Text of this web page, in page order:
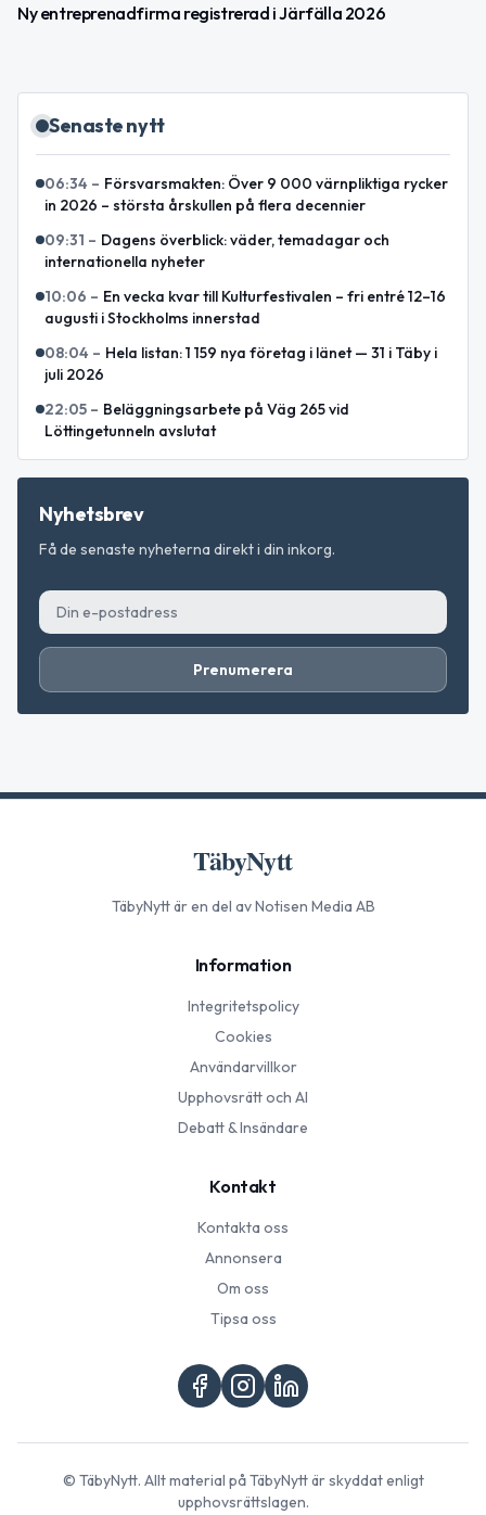
Ny entreprenadfirma registrerad i Järfälla 2026
Senaste nytt
06:34 – Försvarsmakten: Över 9 000 värnpliktiga rycker
in 2026 – största årskullen på flera decennier
09:31 – Dagens överblick: väder, temadagar och
internationella nyheter
10:06 – En vecka kvar till Kulturfestivalen – fri entré 12–16
augusti i Stockholms innerstad
08:04 – Hela listan: 1 159 nya företag i länet — 31 i Täby i
juli 2026
22:05 – Beläggningsarbete på Väg 265 vid
Löttingetunneln avslutat
Nyhetsbrev
Få de senaste nyheterna direkt i din inkorg.
Prenumerera
TäbyNytt
TäbyNyttär en del av Notisen Media AB
Information
Integritetspolicy
Cookies
Användarvillkor
Upphovsrätt och AI
Debatt & Insändare
Kontakt
Kontakta oss
Annonsera
Om oss
Tipsa oss
© TäbyNytt. Allt material påTäbyNyttär skyddat enligt
upphovsrättslagen.